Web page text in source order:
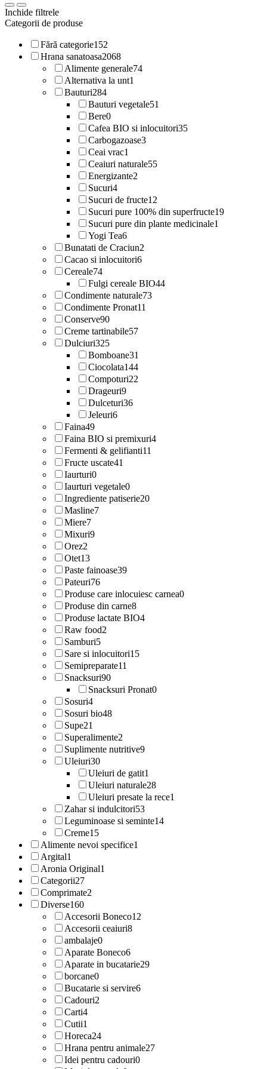
Inchide filtrele
Categorii de produse
Fără categorie152
Hrana sanatoasa2068
Alimente generale74
Alternativa la unt1
Bauturi284
Bauturi vegetale51
Bere0
Cafea BIO si inlocuitori35
Carbogazoase3
Ceai vrac1
Ceaiuri naturale55
Energizante2
Sucuri4
Sucuri de fructe12
Sucuri pure 100% din superfructe19
Sucuri pure din plante medicinale1
Yogi Tea6
Bunatati de Craciun2
Cacao si inlocuitori6
Cereale74
Fulgi cereale BIO44
Condimente naturale73
Condimente Pronat11
Conserve90
Creme tartinabile57
Dulciuri325
Bomboane31
Ciocolata144
Compoturi22
Drageuri9
Dulceturi36
Jeleuri6
Faina49
Faina BIO si premixuri4
Fermenti & gelifianti11
Fructe uscate41
Iaurturi0
Iaurturi vegetale0
Ingrediente patiserie20
Masline7
Miere7
Mixuri9
Orez2
Otet13
Paste fainoase39
Pateuri76
Produse care inlocuiesc carnea0
Produse din carne8
Produse lactate BIO4
Raw food2
Samburi5
Sare si inlocuitori15
Semipreparate11
Snacksuri90
Snacksuri Pronat0
Sosuri4
Sosuri bio48
Supe21
Superalimente2
Suplimente nutritive9
Uleiuri30
Uleiuri de gatit1
Uleiuri naturale28
Uleiuri presate la rece1
Zahar si indulcitori53
Leguminoase si seminte14
Creme15
Alimente nevoi specifice1
Argital1
Aronia Original1
Categorii27
Comprimate2
Diverse160
Accesorii Boneco12
Accesorii ceaiuri8
ambalaje0
Aparate Boneco6
Aparate in bucatarie29
borcane0
Bucatarie si servire6
Cadouri2
Carti4
Cutii1
Horeca24
Hrana pentru animale27
Idei pentru cadouri0